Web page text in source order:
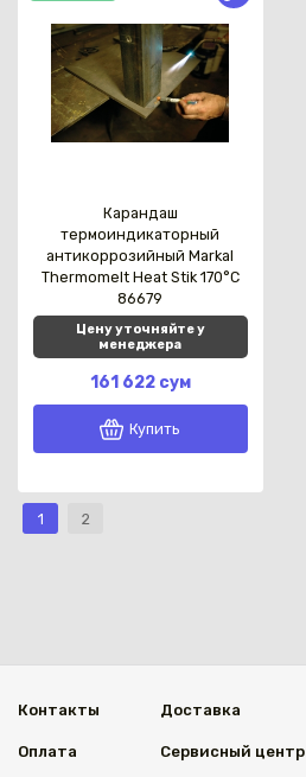
Карандаш
термоиндикаторный
антикоррозийный Markal
Thermomelt Heat Stik 170°C
86679
Цену уточняйте у
менеджера
161 622 сум
Купить
1 2
Контакты
Оплата
Доставка
Сервисный центр